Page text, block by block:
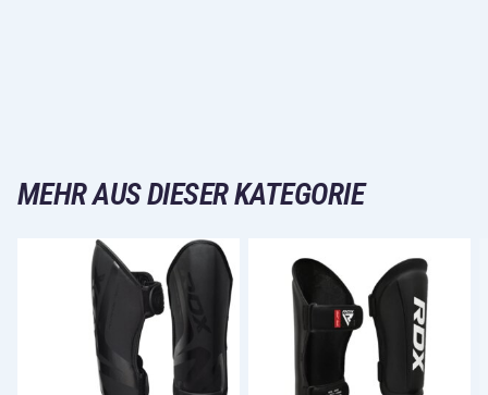
MEHR AUS DIESER KATEGORIE